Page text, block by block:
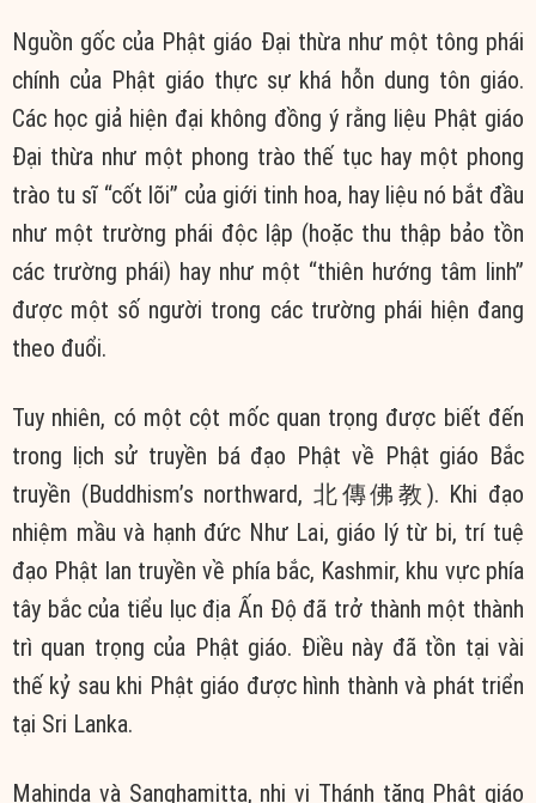
Nguồn gốc của Phật giáo Đại thừa như một tông phái
chính của Phật giáo thực sự khá hỗn dung tôn giáo.
Các học giả hiện đại không đồng ý rằng liệu Phật giáo
Đại thừa như một phong trào thế tục hay một phong
trào tu sĩ “cốt lõi” của giới tinh hoa, hay liệu nó bắt đầu
như một trường phái độc lập (hoặc thu thập bảo tồn
các trường phái) hay như một “thiên hướng tâm linh”
được một số người trong các trường phái hiện đang
theo đuổi.
Tuy nhiên, có một cột mốc quan trọng được biết đến
trong lịch sử truyền bá đạo Phật về Phật giáo Bắc
truyền (Buddhism’s northward, 北傳佛教). Khi đạo
nhiệm mầu và hạnh đức Như Lai, giáo lý từ bi, trí tuệ
đạo Phật lan truyền về phía bắc, Kashmir, khu vực phía
tây bắc của tiểu lục địa Ấn Độ đã trở thành một thành
trì quan trọng của Phật giáo. Điều này đã tồn tại vài
thế kỷ sau khi Phật giáo được hình thành và phát triển
tại Sri Lanka.
Mahinda và Sanghamitta, nhị vị Thánh tăng Phật giáo